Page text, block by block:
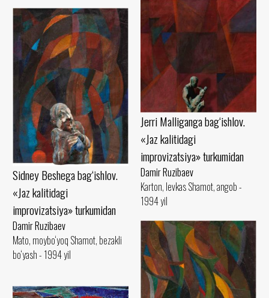
Jerri Malliganga bag‘ishlov.
«Jaz kalitidagi
improvizatsiya» turkumidan
Damir Ruzibaev
Karton, levkas Shamot, angob -
1994 yil
Sidney Beshega bag‘ishlov.
«Jaz kalitidagi
improvizatsiya» turkumidan
Damir Ruzibaev
Mato, moybo‘yoq Shamot, bezakli
bo‘yash - 1994 yil